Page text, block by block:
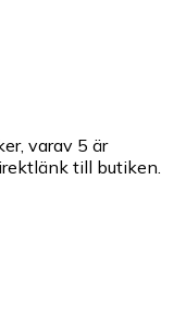
varav 5 är
till butiken.